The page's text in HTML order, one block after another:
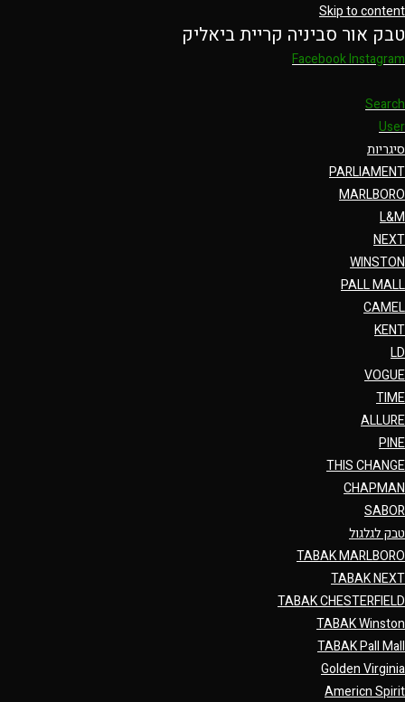
Skip to content
טבק אור סביניה קריית ביאליק
FacebookInstagram
Search
User
סיגריות
PARLIAMENT
MARLBORO
L&M
NEXT
WINSTON
PALL MALL
CAMEL
KENT
LD
VOGUE
TIME
ALLURE
PINE
THIS CHANGE
CHAPMAN
SABOR
טבק לגלגול
TABAK MARLBORO
TABAK NEXT
TABAK CHESTERFIELD
TABAK Winston
TABAK Pall Mall
Golden Virginia
Americn Spirit